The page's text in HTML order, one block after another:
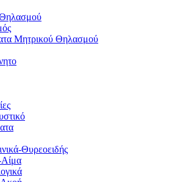
Μητρικού Θηλασμού
Θυρεοειδής